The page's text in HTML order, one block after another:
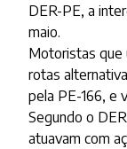
DER-PE, a
maio.
Motoristas que
rotas
pela PE-166, e
Segundo o
atuavam com